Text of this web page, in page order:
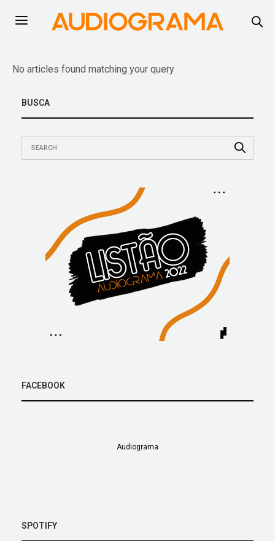
No articles found matching your query
BUSCA
FACEBOOK
Audiograma
SPOTIFY